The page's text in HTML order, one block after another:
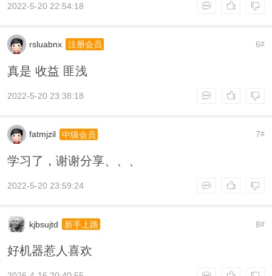
2022-5-20 22:54:18
6#
rsluabnx 注册会员
真是 收益 匪浅
2022-5-20 23:38:18
7#
fatmjzil 中级会员
学习了，谢谢分享、、、
2022-5-20 23:59:24
8#
kjbsujtd 新手上路
好机器惹人喜欢